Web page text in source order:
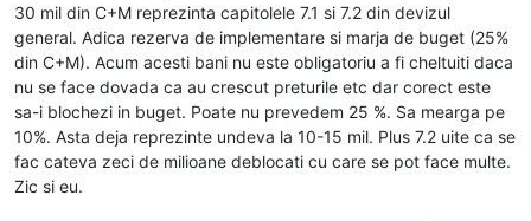
30 mil din C+M reprezinta capitolele 7.1 si 7.2 din devizul
general. Adica rezerva de implementare si marja de buget (25%
din C+M). Acum acesti bani nu este obligatoriu a fi cheltuiti daca
nu se face dovada ca au crescut preturile etc dar corect este
sa-i blochezi in buget. Poate nu prevedem 25 %. Sa mearga pe
10%. Asta deja reprezinte undeva la 10-15 mil. Plus 7.2 uite ca se
fac cateva zeci de milioane deblocati cu care se pot face multe.
Zic si eu.